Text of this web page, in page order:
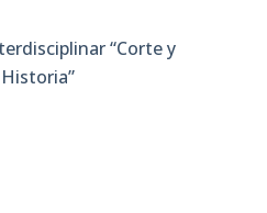
“Corte y